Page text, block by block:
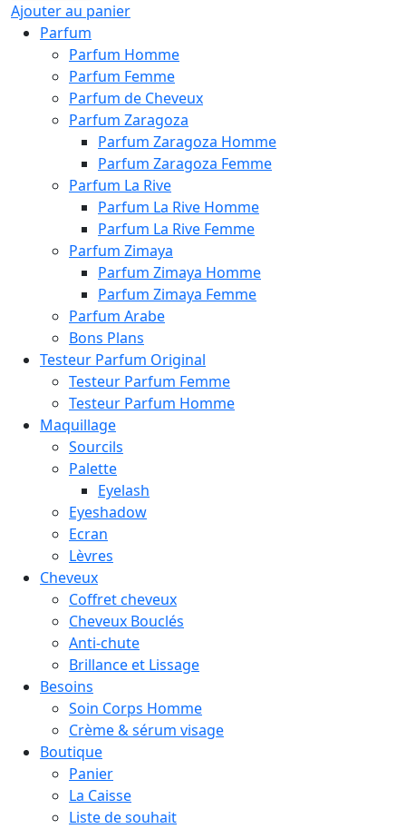
Ajouter au panier
Parfum
Parfum Homme
Parfum Femme
Parfum de Cheveux
Parfum Zaragoza
Parfum Zaragoza Homme
Parfum Zaragoza Femme
Parfum La Rive
Parfum La Rive Homme
Parfum La Rive Femme
Parfum Zimaya
Parfum Zimaya Homme
Parfum Zimaya Femme
Parfum Arabe
Bons Plans
Testeur Parfum Original
Testeur Parfum Femme
Testeur Parfum Homme
Maquillage
Sourcils
Palette
Eyelash
Eyeshadow
Ecran
Lèvres
Cheveux
Coffret cheveux
Cheveux Bouclés
Anti-chute
Brillance et Lissage
Besoins
Soin Corps Homme
Crème & sérum visage
Boutique
Panier
La Caisse
Liste de souhait